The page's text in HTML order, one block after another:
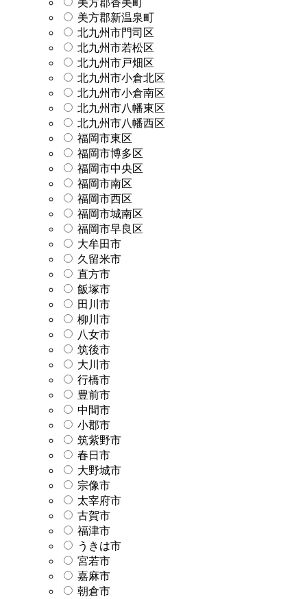
美方郡新温泉町
北九州市門司区
北九州市若松区
北九州市戸畑区
北九州市小倉北区
北九州市小倉南区
北九州市八幡東区
北九州市八幡西区
福岡市東区
福岡市博多区
福岡市中央区
福岡市南区
福岡市西区
福岡市城南区
福岡市早良区
大牟田市
久留米市
直方市
飯塚市
田川市
柳川市
八女市
筑後市
大川市
行橋市
豊前市
中間市
小郡市
筑紫野市
春日市
大野城市
宗像市
太宰府市
古賀市
福津市
うきは市
宮若市
嘉麻市
朝倉市